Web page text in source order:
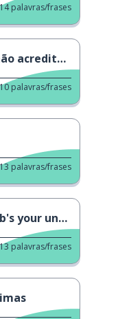
14 palavras/frases
em algo
10 palavras/frases
13 palavras/frases
your uncle"
13 palavras/frases